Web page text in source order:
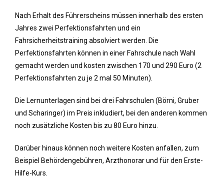
Nach Erhalt des Führerscheins müssen innerhalb des ersten
Jahres zwei Perfektionsfahrten und ein
Fahrsicherheitstraining absolviert werden. Die
Perfektionsfahrten können in einer Fahrschule nach Wahl
gemacht werden und kosten zwischen 170 und 290 Euro (2
Perfektionsfahrten zu je 2 mal 50 Minuten).
Die Lernunterlagen sind bei drei Fahrschulen (Börni, Gruber
und Scharinger) im Preis inkludiert, bei den anderen kommen
noch zusätzliche Kosten bis zu 80 Euro hinzu.
Darüber hinaus können noch weitere Kosten anfallen, zum
Beispiel Behördengebühren, Arzthonorar und für den Erste-
Hilfe-Kurs.